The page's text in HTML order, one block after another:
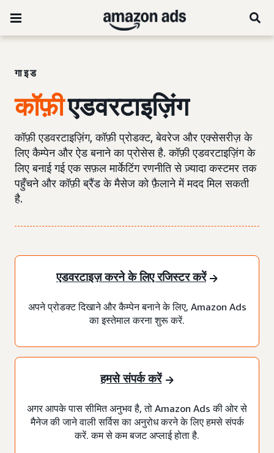
गाइड
कॉफ़ीएडवरटाइज़िंग
कॉफ़ी एडवरटाइज़िंग, कॉफ़ी प्रोडक्ट, बेवरेज और एक्सेसरीज़ के
लिए कैम्पेन और ऐड बनाने का प्रोसेस है. कॉफ़ी एडवरटाइज़िंग के
लिए बनाई गई एक सफ़ल मार्केटिंग रणनीति से ज़्यादा कस्टमर तक
पहुँचने और कॉफ़ी ब्रैंड के मैसेज को फ़ैलाने में मदद मिल सकती
है.
एडवरटाइज़ करने के लिए रजिस्टर करें
अपने प्रोडक्ट दिखाने और कैम्पेन बनाने के लिए, Amazon Ads
का इस्तेमाल करना शुरू करें.
हमसे संपर्क करें
अगर आपके पास सीमित अनुभव है, तो Amazon Ads की ओर से
मैनेज की जाने वाली सर्विस का अनुरोध करने के लिए हमसे संपर्क
करें. कम से कम बजट अप्लाई होता है.